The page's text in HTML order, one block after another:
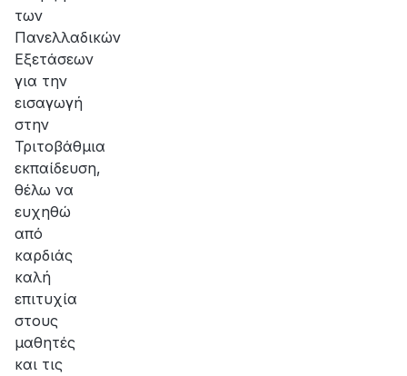
των
Πανελλαδικών
Εξετάσεων
για την
εισαγωγή
στην
Τριτοβάθμια
εκπαίδευση,
θέλω να
ευχηθώ
από
καρδιάς
καλή
επιτυχία
στους
μαθητές
και τις